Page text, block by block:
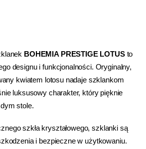
BOHEMIA PRESTIGE LOTUSto
designu i funkcjonalności. Oryginalny,
kwiatem lotosu nadaje szklankom
luksusowy charakter, który pięknie
stole.
szkła kryształowego, szklanki są
i bezpieczne w użytkowaniu.